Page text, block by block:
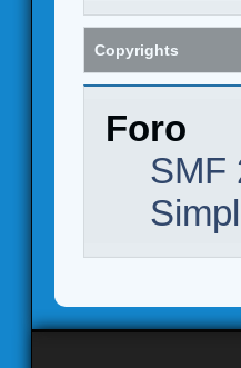
Copyrights
Foro
SMF